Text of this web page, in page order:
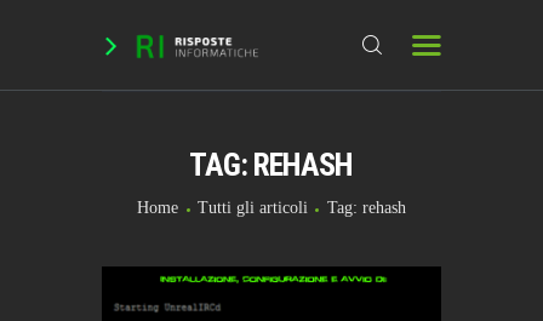
TAG: REHASH
Home Tutti gli articoli Tag: rehash
DOMANDE & RICHIESTE
BLOG